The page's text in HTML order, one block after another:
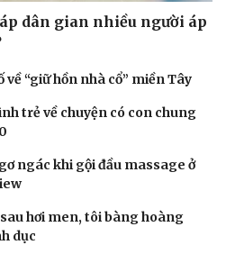
Tin Công nghệ
dân gian nhiều người áp
về “giữ hồn nhà cổ” miền Tây
trẻ về chuyện có con chung
ngác khi gội đầu massage ở
hơi men, tôi bàng hoàng
dục